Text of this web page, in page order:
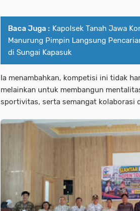
Baca Juga : Kapolsek Tanah Jawa
Manurung Pimpin Langsung
di Sungai Kapasuk
​Ia menambahkan, kompetisi ini tidak
melainkan untuk membangun
sportivitas, serta semangat kolaborasi